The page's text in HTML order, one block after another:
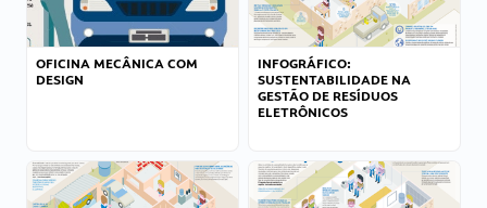
OFICINA MECÂNICA COM
DESIGN
INFOGRÁFICO:
SUSTENTABILIDADE NA
GESTÃO DE RESÍDUOS
ELETRÔNICOS